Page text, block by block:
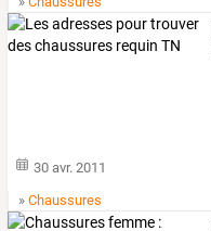
30 avr. 2011
»Chaussures